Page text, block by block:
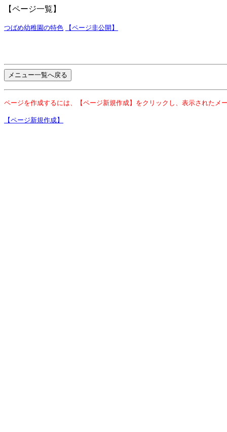
【ページ一覧】
つばめ幼稚園の特色 【ページ非公開】
ページを作成するには、【ページ新規作成】をクリックし、表示されたメ
【ページ新規作成】